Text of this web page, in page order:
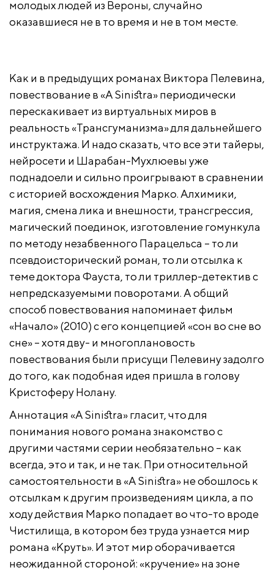
молодых людей из Вероны, случайно
оказавшиеся не в то время и не в том месте.
Как и в предыдущих романах Виктора Пелевина,
повествование в «A Sinistra» периодически
перескакивает из виртуальных миров в
реальность «Трансгуманизма» для дальнейшего
инструктажа. И надо сказать, что все эти тайеры,
нейросети и Шарабан-Мухлюевы уже
поднадоели и сильно проигрывают в сравнении
с историей восхождения Марко. Алхимики,
магия, смена лика и внешности, трансгрессия,
магический поединок, изготовление гомункула
по методу незабвенного Парацельса – то ли
псевдоисторический роман, то ли отсылка к
теме доктора Фауста, то ли триллер-детектив с
непредсказуемыми поворотами. А общий
способ повествования напоминает фильм
«Начало» (2010) с его концепцией «сон во сне во
сне» – хотя дву- и многоплановость
повествования были присущи Пелевину задолго
до того, как подобная идея пришла в голову
Кристоферу Нолану.
Аннотация «A Sinistra» гласит, что для
понимания нового романа знакомство с
другими частями серии необязательно – как
всегда, это и так, и не так. При относительной
самостоятельности в «A Sinistra» не обошлось к
отсылкам к другим произведениям цикла, а по
ходу действия Марко попадает во что-то вроде
Чистилища, в котором без труда узнается мир
романа «Круть». И этот мир оборачивается
неожиданной стороной: «кручение» на зоне